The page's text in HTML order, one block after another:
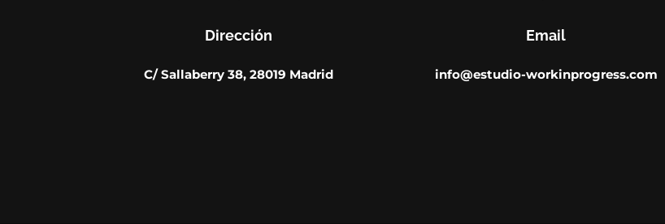
Dirección
C/ Sallaberry 38, 28019 Madrid
Email
info@estudio-workinprogress.com